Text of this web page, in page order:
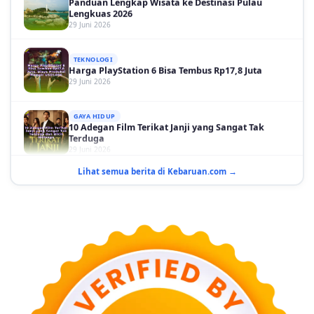
29 Juni 2026
Terduga
29 Juni 2026
Diketahui
PLN Kalimantan Lakukan Manajemen Beban
Akibat Gangguan PLTGU
29 Juni 2026
KEUANGAN & INVESTASI
Harga Minyak Dunia Hari Ini Naik, WTI dan Brent
Sama-sama Menguat
30 Juni 2026
Lihat semua berita di Kebaruan.com →